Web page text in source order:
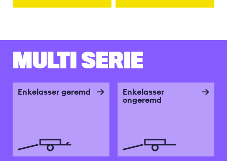
MULTI SERIE
Enkelasser geremd
Enkelasser
ongeremd